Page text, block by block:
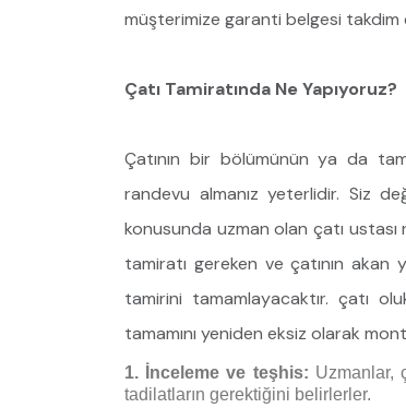
müşterimize garanti belgesi takdim
Çatı Tamiratında Ne Yapıyoruz?
Çatının bir bölümünün ya da
randevu almanız yeterlidir. Siz
konusunda uzman olan çatı ustası
tamiratı gereken ve çatının akan
tamirini tamamlayacaktır. çatı
tamamını yeniden eksiz olarak
1. İnceleme ve teşhis: Uzmanlar,
tadilatların gerektiğini belirlerler.